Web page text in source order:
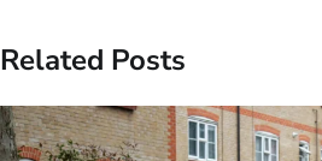
Related Posts